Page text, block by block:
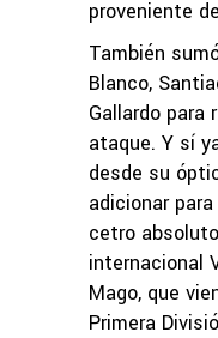
proveniente
También
Blanco,
Gallardo para
ataque. Y sí
desde su
adicionar
cetro
internacional
Mago, que
Primera